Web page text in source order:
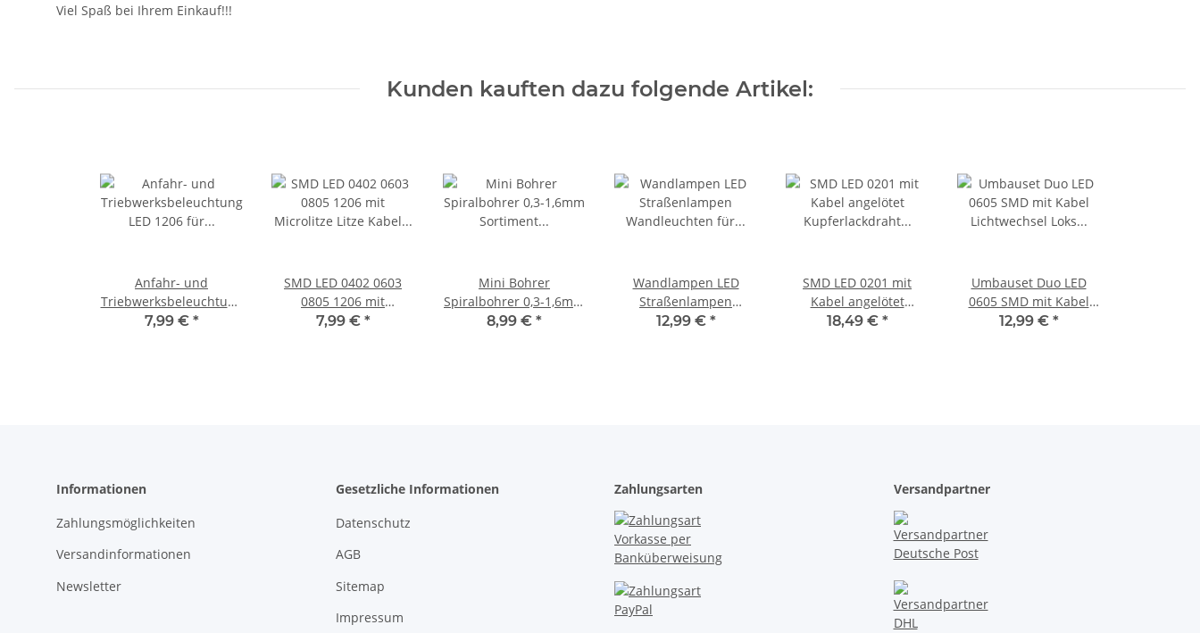
Viel Spaß bei Ihrem Einkauf!!!
Kunden kauften dazu folgende Artikel:
Anfahr- und
Triebwerksbeleuchtung
LED 1206 für Dampfloks
7,99 € *
SMD LED 0402 0603
0805 1206 mit
Microlitze Litze Kabel
7,99 € *
Mini Bohrer
Spiralbohrer 0,3-1,6mm
Sortiment
8,99 € *
Wandlampen LED
Straßenlampen
Wandleuchten für H0
12,99 € *
SMD LED 0201 mit
Kabel angelötet
Kupferlackdraht Draht
18,49 € *
Umbauset Duo LED
0605 SMD mit Kabel
Lichtwechsel Loks
12,99 € *
Informationen
Zahlungsmöglichkeiten
Versandinformationen
Newsletter
Gesetzliche Informationen
Datenschutz
AGB
Sitemap
Impressum
Zahlungsarten Versandpartner